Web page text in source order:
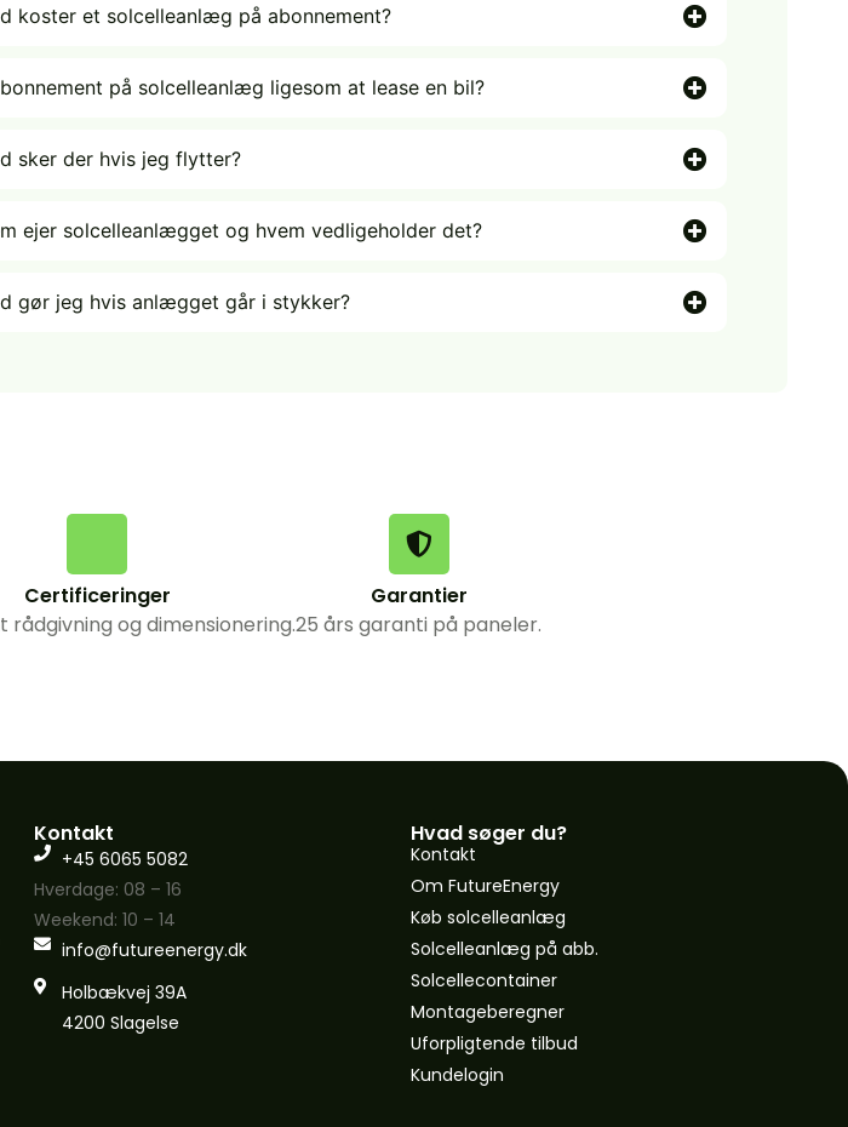
koster et solcelleanlæg på abonnement?
på solcelleanlæg ligesom at lease en bil?
sker der hvis jeg flytter?
ejer solcelleanlægget og hvem vedligeholder det?
gør jeg hvis anlægget går i stykker?
Certificeringer
rådgivning og dimensionering.
Garantier
25 års garanti på paneler.
Kontakt
+45 6065 5082
Hverdage: 08 – 16
Weekend: 10 – 14
info@futureenergy.dk
Holbækvej 39A
4200 Slagelse
Hvad søger du?
Kontakt
Om FutureEnergy
Køb solcelleanlæg
Solcelleanlæg på abb.
Solcellecontainer
Montageberegner
Uforpligtende tilbud
Kundelogin